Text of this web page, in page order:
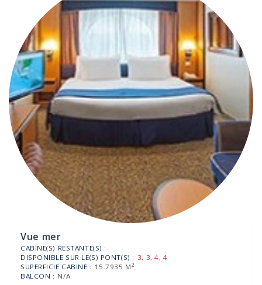
Vue mer
CABINE(S) RESTANTE(S) :
DISPONIBLE SUR LE(S) PONT(S) : 3, 3,4, 4
SUPERFICIE CABINE : 15.7935 M2
BALCON : N/A